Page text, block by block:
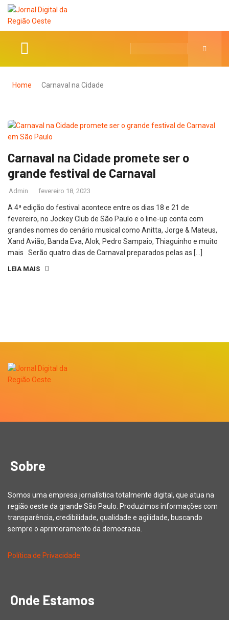
Home Carnaval na Cidade
Carnaval na Cidade promete ser o
grande festival de Carnaval
Admin fevereiro 18, 2023
A 4ª edição do festival acontece entre os dias 18 e 21 de
fevereiro, no Jockey Club de São Paulo e o line-up conta com
grandes nomes do cenário musical como Anitta, Jorge & Mateus,
Xand Avião, Banda Eva, Alok, Pedro Sampaio, Thiaguinho e muito
mais Serão quatro dias de Carnaval preparados pelas as […]
LEIA MAIS
Sobre
Somos uma empresa jornalística totalmente digital, que atua na
região oeste da grande São Paulo. Produzimos informações com
transparência, credibilidade, qualidade e agilidade, buscando
sempre o aprimoramento da democracia.
Política de Privacidade
Onde Estamos